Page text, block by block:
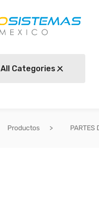
All Categories
Productos PARTES